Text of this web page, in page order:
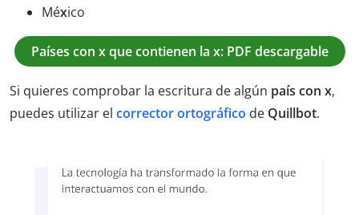
México
Países con x que contienen la x: PDF descargable
Si quieres comprobar la escritura de algún país con x,
puedes utilizar el corrector ortográfico de Quillbot.